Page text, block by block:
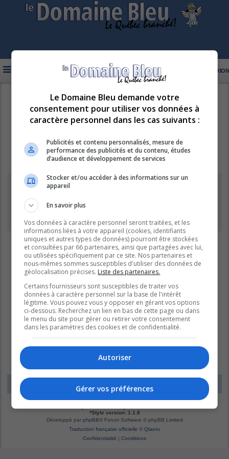
CONNEXION
INSCRIPTION
LE DOMAINE BLEU
Information
Vous ne pouvez pas effectuer de recherche pour le moment car le
LE DOMAINE BLEU UTC-04:00
*Original byChristian 2.0
*Style version: 1.1.8
Développé par phpBB® Forum Software © phpBB Limited
Traduction française officielle © Qiaeru
Confidentialité | Conditions
Le Domaine Bleu demande votre
consentement pour utiliser vos données à
caractère personnel dans les cas suivants :
Publicités et contenu personnalisés, mesure de
performance des publicités et du contenu, études
d’audience et développement de services
Stocker et/ou accéder à des informations sur un
appareil
En savoir plus
Vos données à caractère personnel seront traitées, et les
informations liées à votre appareil (cookies, identifiants
uniques et autres types de données) pourront être stockées
et consultées par 66 partenaires, ainsi que partagées avec lui,
ou utilisées spécifiquement par ce site. Nos partenaires et
nous-mêmes sommes susceptibles d'utiliser des données de
géolocalisation précises. Liste des partenaires.
Certains fournisseurs sont susceptibles de traiter vos
données à caractère personnel sur la base de l'intérêt
légitime. Vous pouvez vous y opposer en gérant vos options
ci-dessous. Recherchez un lien en bas de cette page ou dans
le menu du site pour gérer ou retirer votre consentement
dans les paramètres des cookies et de confidentialité.
Autoriser
Gérer vos préférences